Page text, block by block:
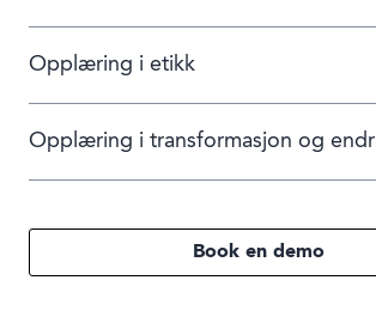
Opplæring i etikk
Opplæring i transformasjon og
Book en demo